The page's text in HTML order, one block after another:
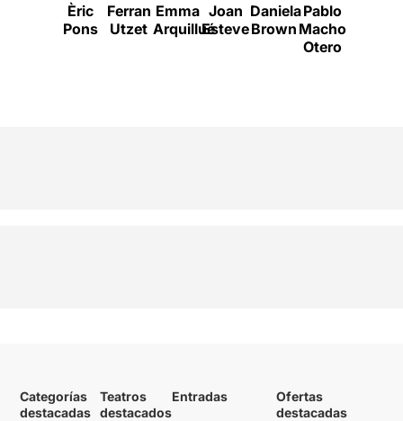
Èric
Pons
Ferran
Utzet
Emma
Arquillué
Joan
Esteve
Daniela
Brown
Pablo
Macho
Otero
Categorías
destacadas
Teatros
destacados
Entradas
Ofertas
destacadas